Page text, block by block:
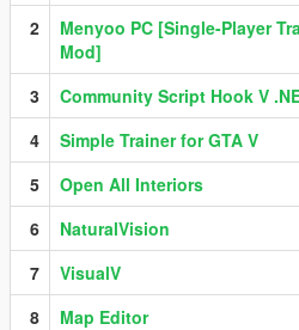
2
Menyoo PC [Single-Player
Mod]
3 Community Script Hook V
4
Simple Trainer for GTA V
5
Open All Interiors
6
NaturalVision
7
VisualV
8
Map Editor